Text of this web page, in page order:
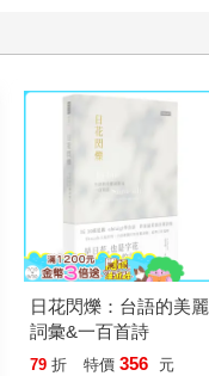
日花閃爍：台語的美麗
詞彙&一百首詩
79 折 特價 356 元